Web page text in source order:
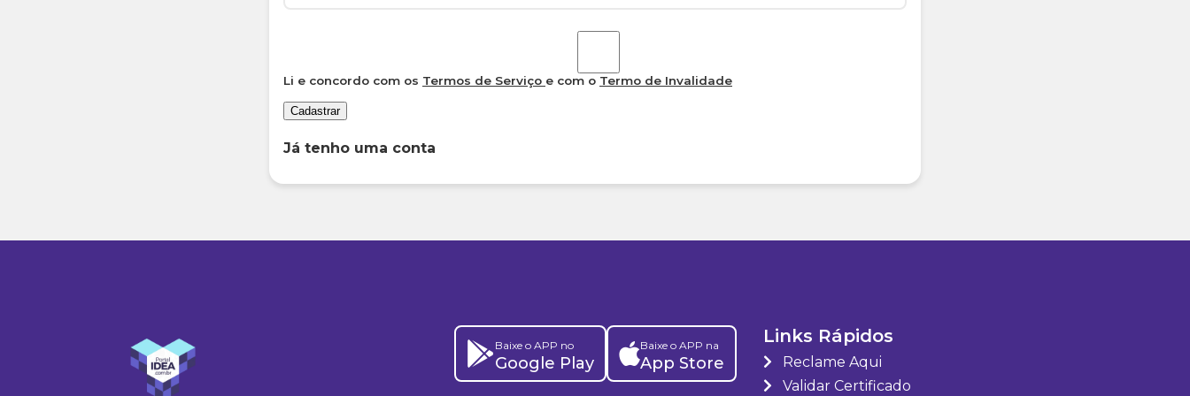
Li e concordo com os Termos de Serviço e com o Termo de Invalidade
Cadastrar
Já tenho uma conta
Baixe o APP no
Google Play
Baixe o APP na
App Store
Links Rápidos
Reclame Aqui
Validar Certificado